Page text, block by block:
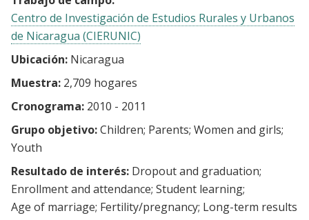
Centro de Investigación de Estudios Rurales y Urbanos
de Nicaragua (CIERUNIC)
Ubicación: Nicaragua
Muestra: 2,709 hogares
Cronograma: 2010 - 2011
Grupo objetivo:Children Parents Women and girls
Youth
Resultado de interés: Dropout and graduation
Enrollment and attendance Student learning
Age of marriage Fertility/pregnancy Long-term results